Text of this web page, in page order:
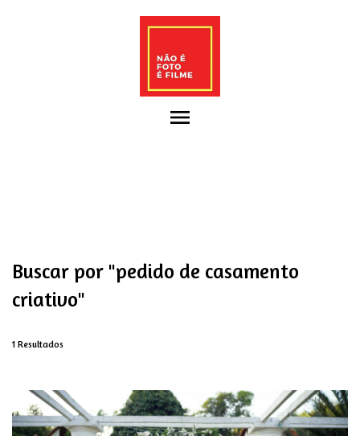
menu
Buscar por "pedido de casamento
criativo"
1 Resultados